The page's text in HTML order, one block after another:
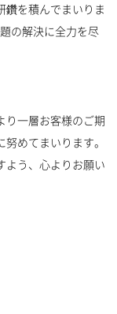
鑽を積んでまいりま
の解決に全力を尽
り一層お客様のご期
めてまいります。
よう、心よりお願い